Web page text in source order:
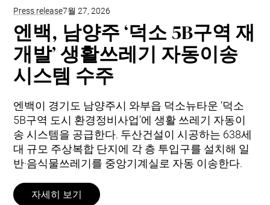
Press release7월 27, 2026
엔백, 남양주 ‘덕소 5B구역 재
개발’ 생활쓰레기 자동이송
시스템 수주
엔백이 경기도 남양주시 와부읍 덕소뉴타운 ‘덕소
5B구역 도시 환경정비사업’에 생활 쓰레기 자동이
송 시스템을 공급한다. 두산건설이 시공하는 638세
대 규모 주상복합 단지에 각 층 투입구를 설치해 일
반·음식물쓰레기를 중앙기계실로 자동 이송한다.
자세히 보기